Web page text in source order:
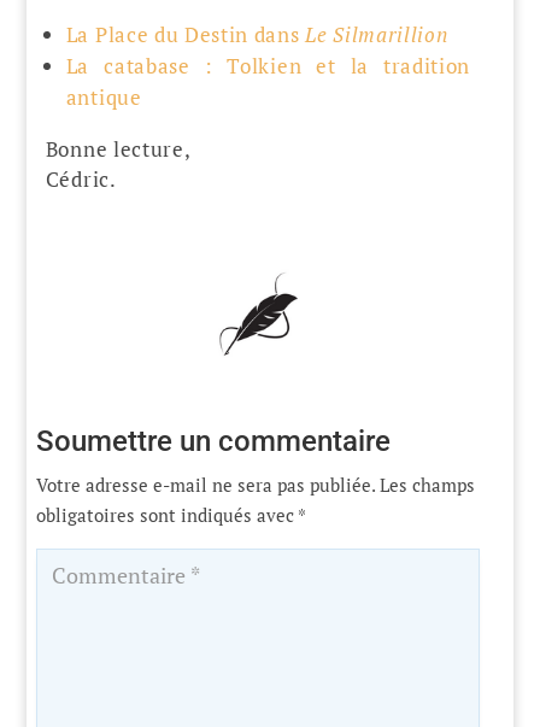
La Place du Destin dansLe Silmarillion
La catabase : Tolkien et la tradition
antique
Bonne lecture,
Cédric.
Soumettre un commentaire
Votre adresse e-mail ne sera pas publiée. Les champs
obligatoires sont indiqués avec *